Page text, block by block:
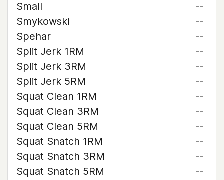
Small
--
Smykowski
--
Spehar
--
Split Jerk 1RM
--
Split Jerk 3RM
--
Split Jerk 5RM
--
Squat Clean 1RM
--
Squat Clean 3RM
--
Squat Clean 5RM
--
Squat Snatch 1RM
--
Squat Snatch 3RM
--
Squat Snatch 5RM
--